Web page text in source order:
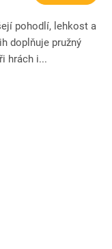
pohodlí, lehkost a
doplňuje pružný
hrách i...